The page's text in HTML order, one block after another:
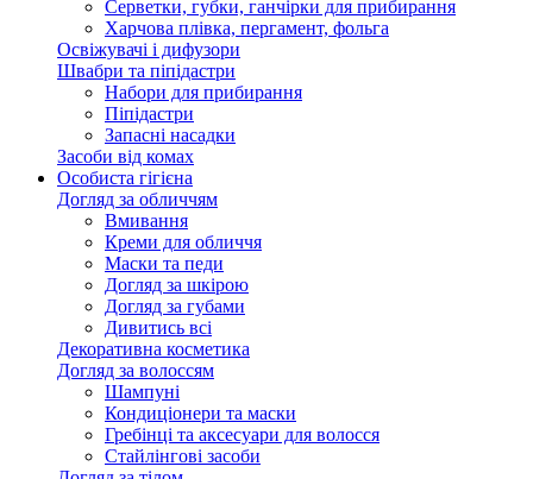
Серветки, губки, ганчірки для прибирання
Харчова плівка, пергамент, фольга
Освіжувачі і дифузори
Швабри та піпідастри
Набори для прибирання
Піпідастри
Запасні насадки
Засоби від комах
Особиста гігієна
Догляд за обличчям
Вмивання
Креми для обличчя
Маски та педи
Догляд за шкірою
Догляд за губами
Дивитись всі
Декоративна косметика
Догляд за волоссям
Шампуні
Кондиціонери та маски
Гребінці та аксесуари для волосся
Стайлінгові засоби